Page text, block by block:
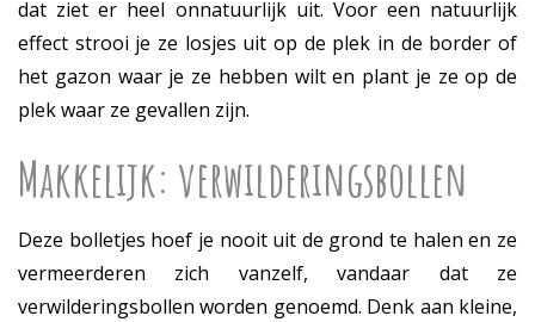
dat ziet er heel onnatuurlijk uit. Voor een natuurlijk
effect strooi je ze losjes uit op de plek in de border of
het gazon waar je ze hebben wilt en plant je ze op de
plek waar ze gevallen zijn.
Makkelijk: verwilderingsbollen
Deze bolletjes hoef je nooit uit de grond te halen en ze
vermeerderen zich vanzelf, vandaar dat ze
verwilderingsbollen worden genoemd. Denk aan kleine,